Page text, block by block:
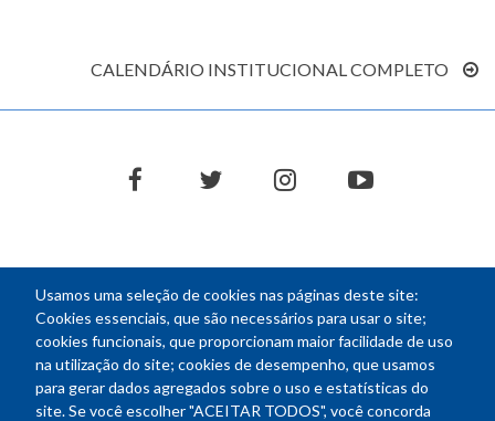
Usamos uma seleção de cookies nas páginas deste site:
Cookies essenciais, que são necessários para usar o site;
cookies funcionais, que proporcionam maior facilidade de uso
na utilização do site; cookies de desempenho, que usamos
para gerar dados agregados sobre o uso e estatísticas do
site. Se você escolher "ACEITAR TODOS", você concorda
CALENDÁRIO INSTITUCIONAL COMPLETO
facebooktwitter instagramyoutube
NEWSLETTER